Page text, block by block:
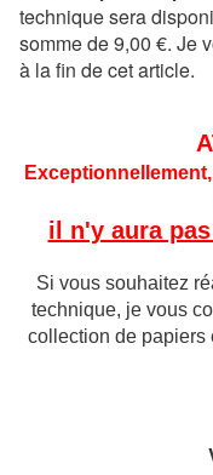
technique sera
somme de 9,00 €. Je
à la fin de cet article.
il n'y aura
Si vous souhaitez
technique, je vous
collection de papiers